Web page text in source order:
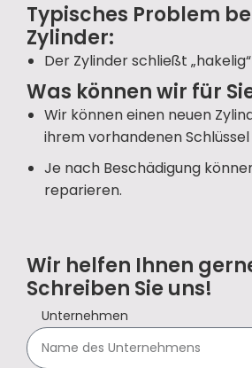
Typisches Problem
Zylinder:
Der Zylinder schließt
Was können wir für
Wir können einen neuen
ihrem vorhandenen
Je nach Beschädigung
reparieren.
Wir helfen Ihnen
Schreiben Sie uns!
Unternehmen